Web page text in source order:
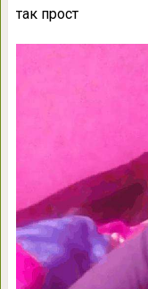
так прост